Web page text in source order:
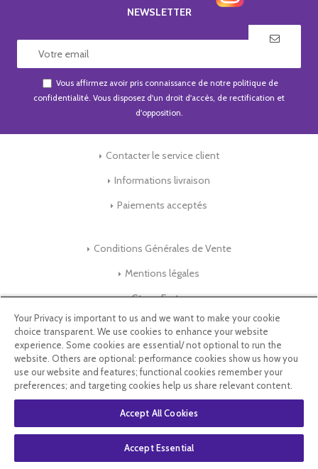
NEWSLETTER
Vous affirmez avoir pris connaissance de notre politique de
confidentialité. Vous disposez d'un droit d'accès, de rectification et
d'opposition.
Contacter le service client
Informations livraison
Paiements acceptés
Conditions Générales de Vente
Mentions légales
Store-Factory
Qui Sommes nous ?
Parrainage
Blog & Conseils
Select Language
Your Privacy is important to us and we want to make your cookie
choice transparent. We use cookies to enhance your website
experience. Some cookies are essential/ not optional to run the
website. Others are optional: performance cookies show us how you
use our website and features; functional cookies remember your
preferences; and targeting cookies help us share relevant content.
Accept All Cookies
Accept Essential